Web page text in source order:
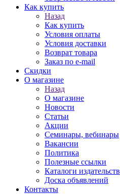
Как купить
Назад
Как купить
Условия оплаты
Условия доставки
Возврат товара
Заказ по e-mail
Скидки
О магазине
Назад
О магазине
Новости
Статьи
Акции
Семинары, вебинары
Вакансии
Политика
Полезные ссылки
Каталоги издательств
Доска объявлений
Контакты